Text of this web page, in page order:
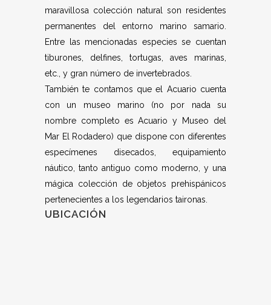
maravillosa colección natural son residentes
permanentes del entorno marino samario.
Entre las mencionadas especies se cuentan
tiburones, delfines, tortugas, aves marinas,
etc., y gran número de invertebrados.
También te contamos que el Acuario cuenta
con un museo marino (no por nada su
nombre completo es Acuario y Museo del
Mar El Rodadero) que dispone con diferentes
especímenes disecados, equipamiento
náutico, tanto antiguo como moderno, y una
mágica colección de objetos prehispánicos
pertenecientes a los legendarios taironas.
UBICACIÓN